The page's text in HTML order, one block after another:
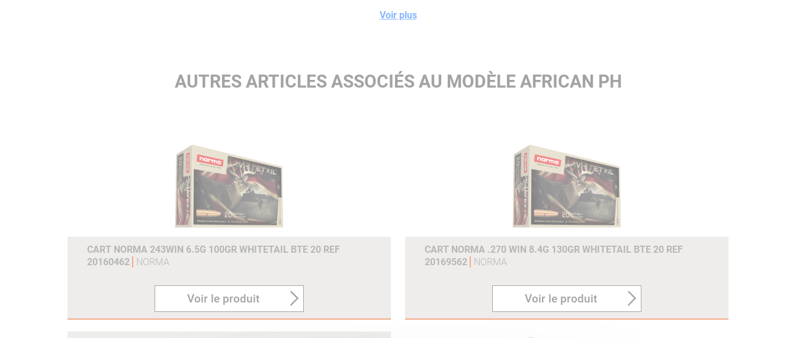
Joules (100m) :6389
Voir plus
AUTRES ARTICLES ASSOCIÉS AU MODÈLE AFRICAN PH
CART NORMA 243WIN 6.5G 100GR WHITETAIL BTE 20 REF
20160462
NORMA
Voir le produit
CART NORMA .270 WIN 8.4G 130GR WHITETAIL BTE 20 REF
20169562
NORMA
Voir le produit